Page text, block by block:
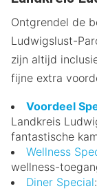
Ontgrendel de
Ludwigslust-
zijn altijd
fijne extra
Voordeel
Landkreis
fantastische
Wellness
wellness-
Diner Special